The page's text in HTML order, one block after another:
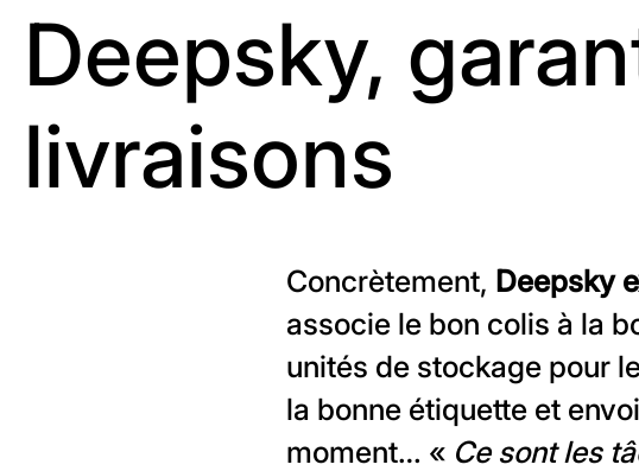
Deepsky,
livraisons
Concrètement, Deepsky
associe le bon colis à la
unités de stockage pour
la bonne étiquette et
moment… « Ce sont les